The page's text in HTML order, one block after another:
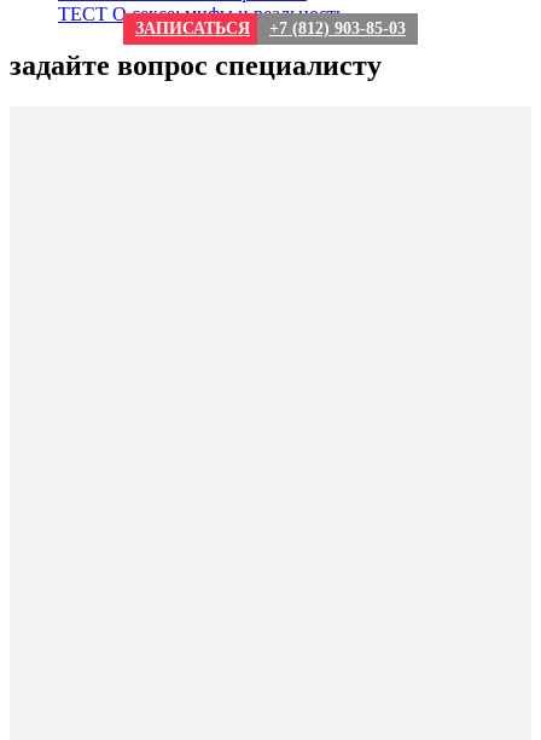
ЗАПИСАТЬСЯ +7 (812) 903-85-03
ТЕСТ О сексе: мифы и реальность
задайте вопрос специалисту